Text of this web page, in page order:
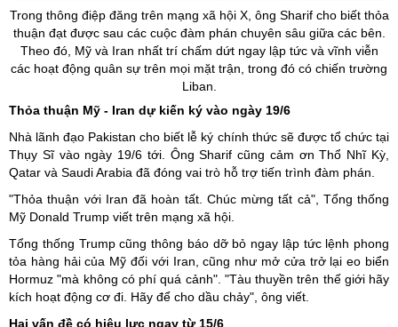
Trong thông điệp đăng trên mạng xã hội X, ông Sharifcho biết thỏa
thuận đạt được sau các cuộc đàm phán chuyên sâu giữa các bên.
Theo đó, Mỹ và Iran nhất trí chấm dứt ngay lập tức và vĩnh viễn
các hoạt động quân sự trên mọi mặt trận, trong đó có chiến trường
Liban
Thỏa thuận Mỹ - Iran dự kiến ký vào ngày 19/6
Nhà lãnh đạo Pakistan cho biết lễ ký chính thức sẽ được tổ chức tại
Thụy Sĩ vào ngày 19/6 tới. Ông Sharif cũng cảm ơn Thổ Nhĩ Kỳ,
Qatar và Saudi Arabia đã đóng vai trò hỗ trợ tiến trình đàm phán.
"Thỏa thuận với Iran đã hoàn tất. Chúc mừng tất cả", Tổng thống
Mỹ Donald Trump viết trên mạng xã hội.
Tổng thống Trump cũng thông báo dỡ bỏ ngay lập tức lệnh phong
tỏa hàng hải của Mỹ đối với Iran, cũng như mở cửa trở lại eo biển
Hormuz "mà không có phí quá cảnh". "Tàu thuyền trên thế giới hãy
kích hoạt động cơ đi. Hãy để cho dầu chảy", ông viết.
Hai vấn đề có hiệu lực ngay từ 15/6